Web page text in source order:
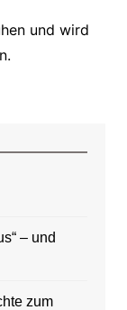
und wird
– und
zum